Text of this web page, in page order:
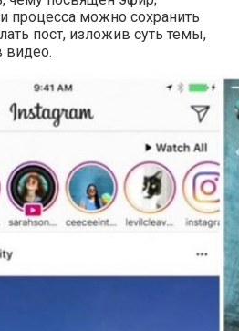
процесса можно сохранить
пост, изложив суть темы,
видео.